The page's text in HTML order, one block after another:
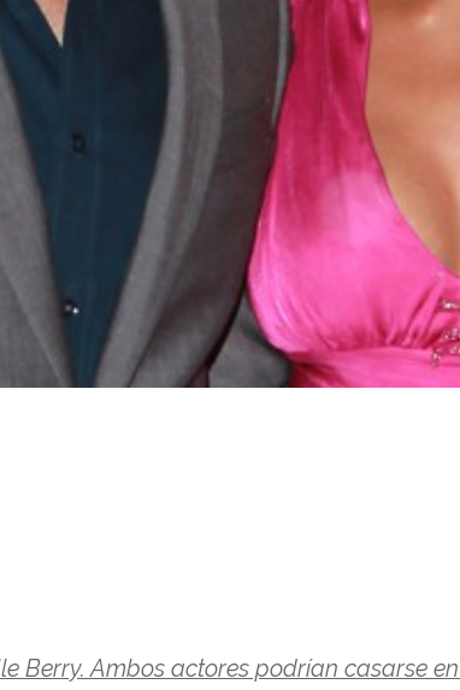
Berry. Ambos actores podrían casarse